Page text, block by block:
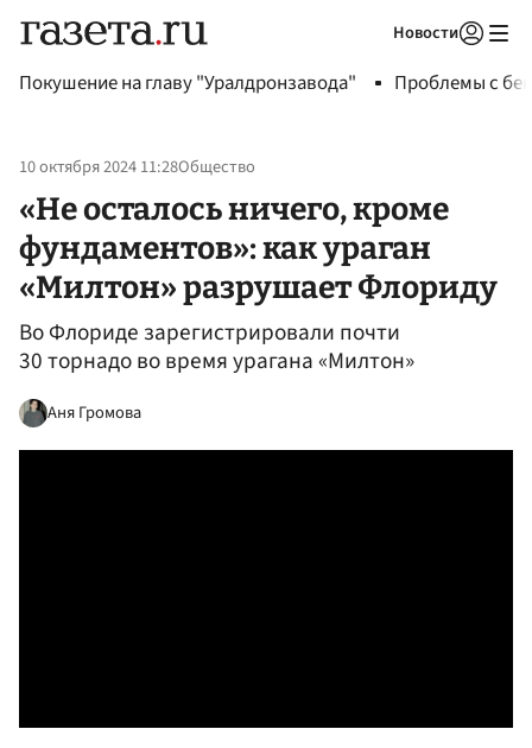
Новости
Покушение на главу "Уралдронзавода" Проблемы с
10 октября 2024 11:28Общество
«Не осталось ничего, кроме
фундаментов»: как ураган
«Милтон» разрушает Флориду
Во Флориде зарегистрировали почти
30 торнадо во время урагана «Милтон»
Аня Громова